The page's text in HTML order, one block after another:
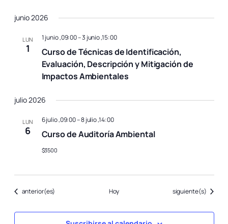
junio 2026
LUN
1
1 junio ,09:00–3 junio ,15:00
Curso de Técnicas de Identificación,
Evaluación, Descripción y Mitigación de
Impactos Ambientales
julio 2026
LUN
6
6 julio ,09:00–8 julio ,14:00
Curso de Auditoría Ambiental
$3500
Eventos
anterior(es) Hoy Eventos
siguiente(s)